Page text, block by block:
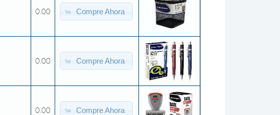
0.00 Compre Ahora
0.00 Compre Ahora
0.00 Compre Ahora